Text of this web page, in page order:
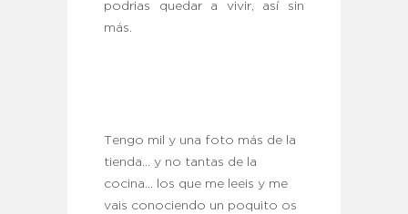
podrias quedar a vivir, así sin
más.
Tengo mil y una foto más de la
tienda… y no tantas de la
cocina… los que me leeis y me
vais conociendo un poquito os